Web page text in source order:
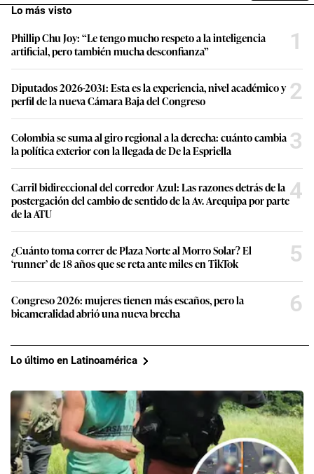
Lo más visto
Phillip Chu Joy: “Le tengo mucho respeto a la inteligencia
artificial, pero también mucha desconfianza”
1
Diputados 2026-2031: Esta es la experiencia, nivel académico y
perfil de la nueva Cámara Baja del Congreso
2
Colombia se suma al giro regional a la derecha: cuánto cambia
la política exterior con la llegada de De la Espriella
3
Carril bidireccional del corredor Azul: Las razones detrás de la
postergación del cambio de sentido de la Av. Arequipa por parte
de la ATU
4
¿Cuánto toma correr de Plaza Norte al Morro Solar? El
‘runner’ de 18 años que se reta ante miles en TikTok
5
Congreso 2026: mujeres tienen más escaños, pero la
bicameralidad abrió una nueva brecha
6
Lo último en Latinoamérica